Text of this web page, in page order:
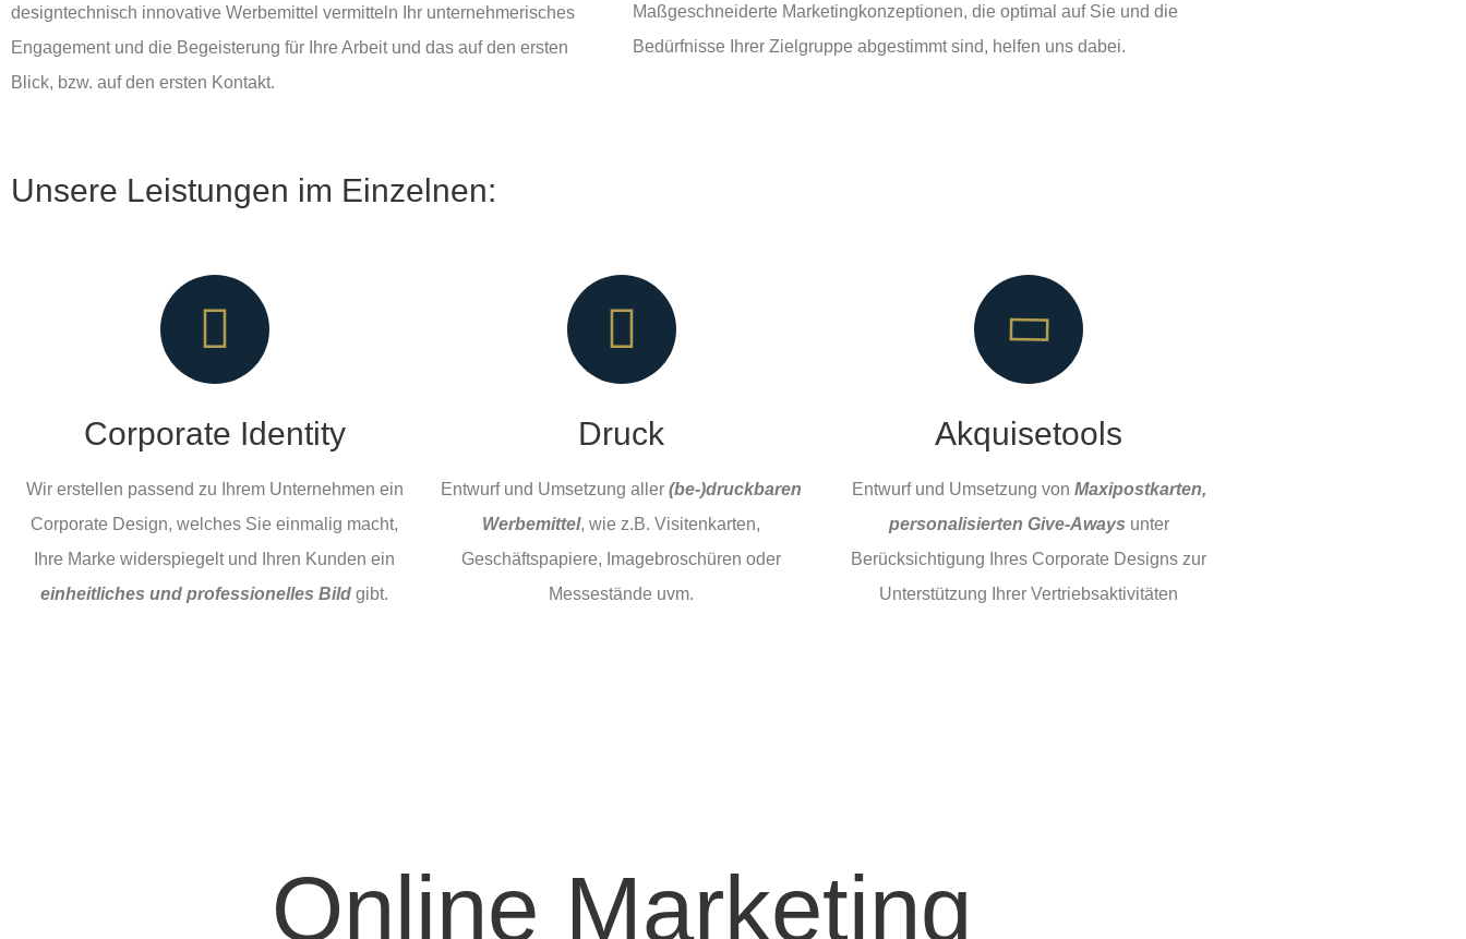
designtechnisch innovative Werbemittel vermitteln Ihr unternehmerisches
Engagement und die Begeisterung für Ihre Arbeit und das auf den ersten
Blick, bzw. auf den ersten Kontakt.
Maßgeschneiderte Marketingkonzeptionen, die optimal auf Sie und die
Bedürfnisse Ihrer Zielgruppe abgestimmt sind, helfen uns dabei.
Unsere Leistungen im Einzelnen:
Corporate Identity
Wir erstellen passend zu Ihrem Unternehmen ein
Corporate Design, welches Sie einmalig macht,
Ihre Marke widerspiegelt und Ihren Kunden ein
einheitliches und professionelles Bild gibt.
Druck
Entwurf und Umsetzung aller(be-)druckbaren
Werbemittel, wie z.B. Visitenkarten,
Geschäftspapiere, Imagebroschüren oder
Messestände uvm.
Akquisetools
Entwurf und Umsetzung von Maxipostkarten,
personalisierten Give-Aways unter
Berücksichtigung Ihres Corporate Designs zur
Unterstützung Ihrer Vertriebsaktivitäten
Online Marketing